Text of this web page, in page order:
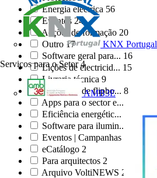
KNX Portugal
Serviços para o Setor 4
AMB3E
Energia eléctrica 56
Eventos 24
Acções de formação 20
Outro 17
Software geral para... 16
Lições de electricid... 15
Livraria técnica 9
Biblioteca de flipbo... 8
Apps para o sector e...
Eficiência energétic...
Software para ilumin...
Eventos | Campanhas
eCatálogo 2
Para arquitectos 2
Arquivo VoltiNEWS 2